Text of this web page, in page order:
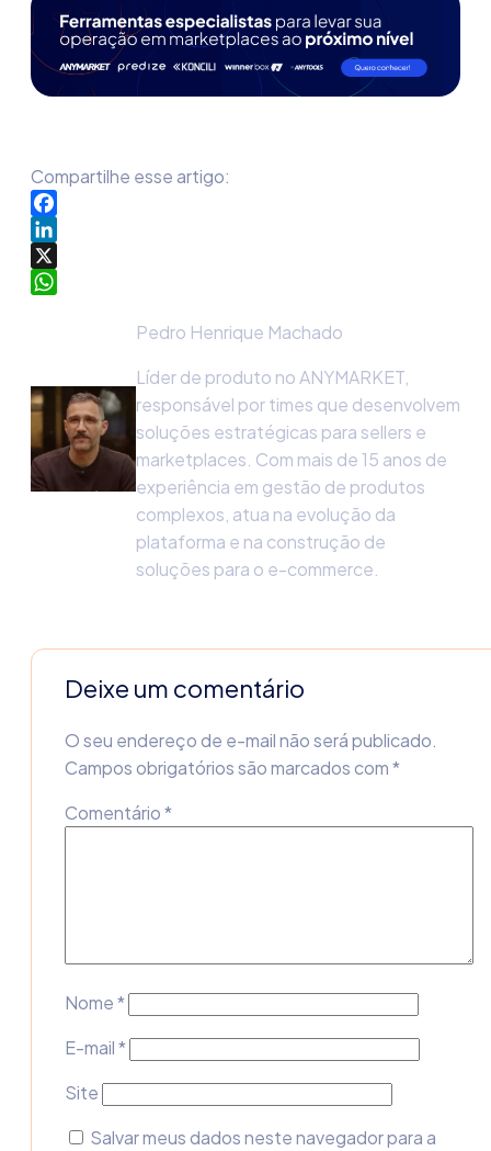
Compartilhe esse artigo:
Facebook
LinkedIn
X
Pedro Henrique Machado
Líder de produto no ANYMARKET,
responsável por times que desenvolvem
soluções estratégicas para sellers e
marketplaces. Com mais de 15 anos de
experiência em gestão de produtos
complexos, atua na evolução da
plataforma e na construção de
soluções para o e-commerce.
Deixe um comentário
O seu endereço de e-mail não será publicado.
Campos obrigatórios são marcados com*
Comentário*
Nome*
E-mail*
Site
Salvar meus dados neste navegador para a